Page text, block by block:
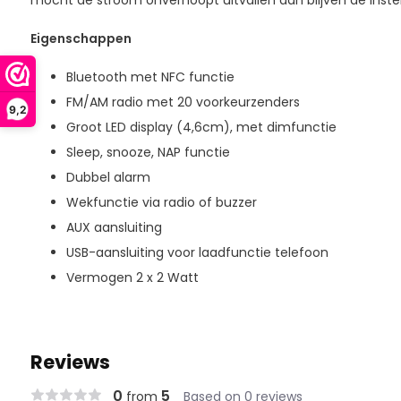
9,2
Eigenschappen
Bluetooth met NFC functie
FM/AM radio met 20 voorkeurzenders
Groot LED display (4,6cm), met dimfunctie
Sleep, snooze, NAP functie
Dubbel alarm
Wekfunctie via radio of buzzer
AUX aansluiting
USB-aansluiting voor laadfunctie telefoon
Vermogen 2 x 2 Watt
Reviews
0 from 5 Based on 0 reviews